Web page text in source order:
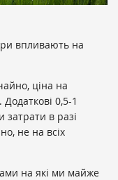
впливають на
ціна на
Додаткові 0,5-1
затрати в разі
не на всіх
на які ми майже